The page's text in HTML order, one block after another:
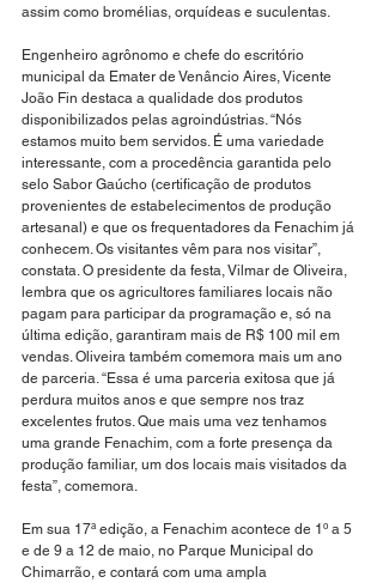
assim como bromélias, orquídeas e suculentas.
Engenheiro agrônomo e chefe do escritório
municipal da Emater de Venâncio Aires, Vicente
João Fin destaca a qualidade dos produtos
disponibilizados pelas agroindústrias. “Nós
estamos muito bem servidos. É uma variedade
interessante, com a procedência garantida pelo
selo Sabor Gaúcho (certificação de produtos
provenientes de estabelecimentos de produção
artesanal) e que os frequentadores da Fenachim já
conhecem. Os visitantes vêm para nos visitar”,
constata. O presidente da festa, Vilmar de Oliveira,
lembra que os agricultores familiares locais não
pagam para participar da programação e, só na
última edição, garantiram mais de R$ 100 mil em
vendas. Oliveira também comemora mais um ano
de parceria. “Essa é uma parceria exitosa que já
perdura muitos anos e que sempre nos traz
excelentes frutos. Que mais uma vez tenhamos
uma grande Fenachim, com a forte presença da
produção familiar, um dos locais mais visitados da
festa”, comemora.
Em sua 17ª edição, a Fenachim acontece de 1º a 5
e de 9 a 12 de maio, no Parque Municipal do
Chimarrão, e contará com uma ampla